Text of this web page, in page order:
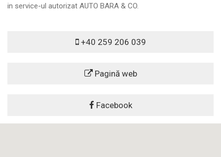
in service-ul autorizat AUTO BARA & CO.
+40 259 206 039
Pagină web
Facebook